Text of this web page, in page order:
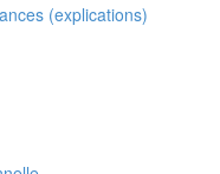
(explications)